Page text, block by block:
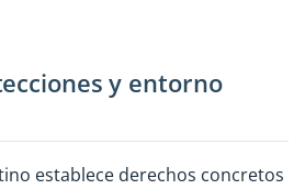
y entorno
establece derechos concretos